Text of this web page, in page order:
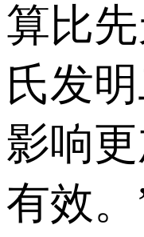
算比
氏发
影响
有效